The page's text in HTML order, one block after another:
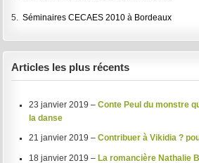
5.Séminaires CECAES 2010 à Bordeaux
Articles les plus récents
23 janvier 2019 – Conte Peul du monstre
la danse
21 janvier 2019 – Contribuer à Vikidia ?
18 janvier 2019 – La romancière Nathalie